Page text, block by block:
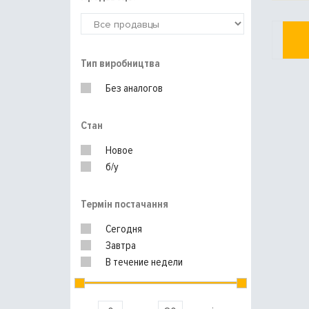
Тип виробництва
Без аналогов
Стан
Новое
б/у
Термін постачання
Сегодня
Завтра
В течение недели